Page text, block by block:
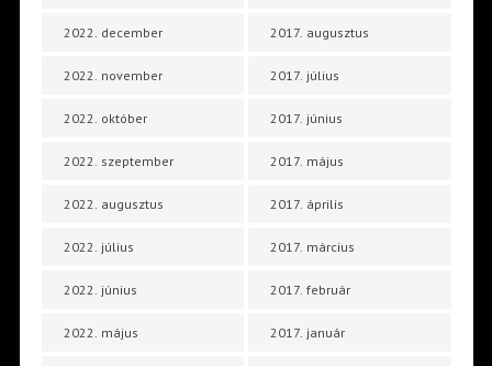
2022. december
2022. november
2022. október
2022. szeptember
2022. augusztus
2022. július
2022. június
2022. május
2017. augusztus
2017. július
2017. június
2017. május
2017. április
2017. március
2017. február
2017. január